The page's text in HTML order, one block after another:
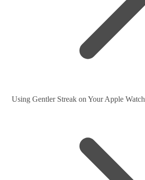
Using Gentler Streak on Your Apple Watch